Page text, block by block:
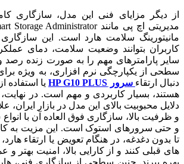
از دیگر مزایای فنی این مدل، سازگاری
مانیتورینگ سلامت هارد است. این
کاربران بتوانند وضعیت سلامت، دمای
سایر پارامترهای مهم را به صورت زنده رصد
سطحی از یکپارچگی نرم افزاری، به ویژه
دنبال ارتقاء سرور HP G10 PLUS
هستند، بسیار کاربردی و مهم است. در
دلایل محبوبیت بالای این مدل در بازار
و ظرفیت بالا، سازگاری فوق العاده آن با
و حتی سرورهای استوک است. این مزیت به
تا بدون دغدغه، در هنگام تعویض یا ارتقاء
های قبلی کنند و از کارایی بالا، امنیت بهتر